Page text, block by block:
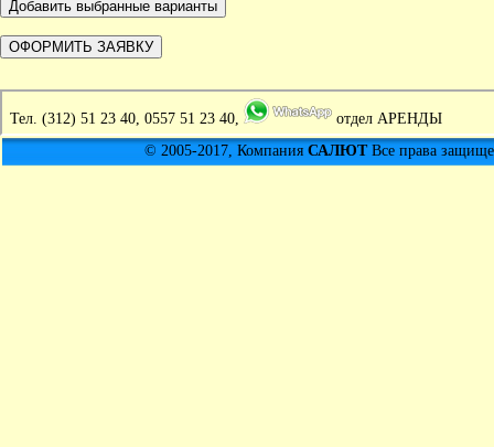
Тел. (312) 51 23 40, 0557 51 23 40,
отдел АРЕНДЫ
© 2005-2017, Компания САЛЮТВсе права